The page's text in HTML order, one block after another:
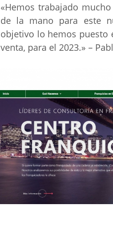
«Hemos trabajado
de la mano para este
objetivo lo hemos puesto
venta, para el 2023.» –